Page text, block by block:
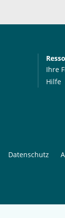
Ihre
Hilfe
Datenschutz